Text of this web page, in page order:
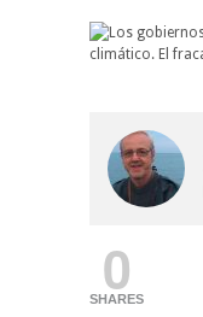
0
SHARES